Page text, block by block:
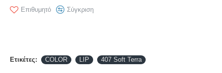
Επιθυμητό Σύγκριση
Ετικέτες: COLOR LIP 407 Soft Terra